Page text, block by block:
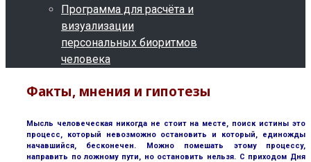
Программа для расчёта и
визуализации
персональных биоритмов
человека
Факты, мнения и гипотезы
Мысль человеческая никогда не стоит на месте, поиск истины это
процесс, который невозможно остановить и который, единожды
начавшийся, бесконечен. Можно помешать этому процессу,
направить по ложному пути, но остановить нельзя. С приходом Дня